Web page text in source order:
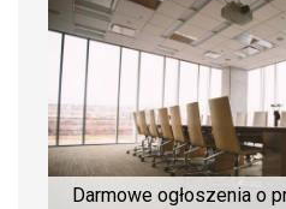
Darmowe ogłoszenia o